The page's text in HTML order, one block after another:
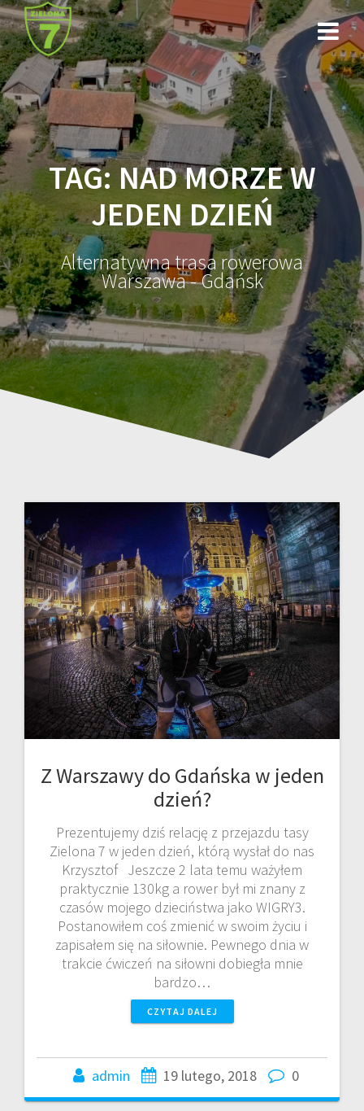
do
treści
TAG:NAD MORZE W
JEDEN DZIEŃ
Alternatywna trasa rowerowa
Warszawa - Gdańsk
Z Warszawy do Gdańska w jeden
dzień?
Prezentujemy dziś relację z przejazdu tasy
Zielona 7 w jeden dzień, którą wysłał do nas
Krzysztof ​​​​​​​​​​​​​​​​​​ Jeszcze 2 lata temu ważyłem
praktycznie 130kg a rower był mi znany z
czasów mojego dzieciństwa jako WIGRY3.
Postanowiłem coś zmienić w swoim życiu i
zapisałem się na siłownie. Pewnego dnia w
trakcie ćwiczeń na siłowni dobiegła mnie
bardzo…
CZYTAJ DALEJ
admin 19 lutego, 2018 0